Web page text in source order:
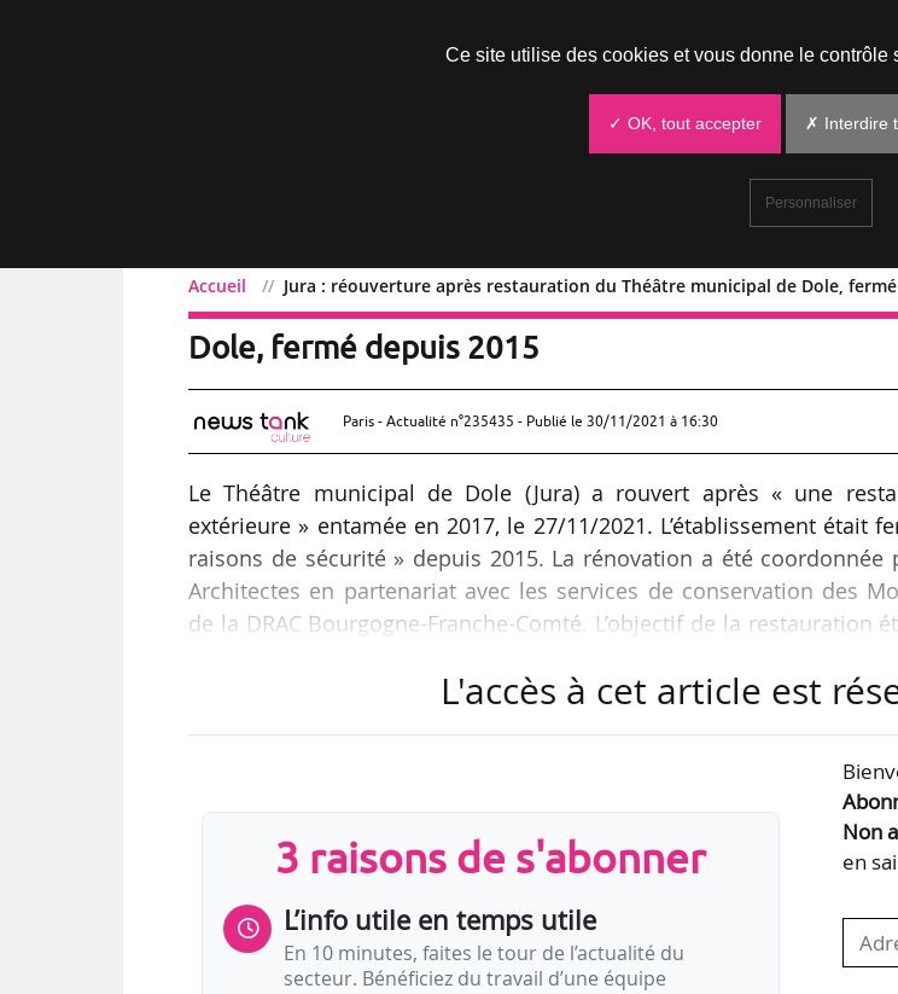
Accueil Jura : réouverture après restauration du Théâtre municipal de Dole,
Jura : réouverture après restauration du Théâtre
Dole, fermé depuis 2015
Paris - Actualité n°235435 - Publié le 30/11/2021 à 16:30
Le Théâtre municipal de Dole (Jura) a rouvert après « une
extérieure » entamée en 2017, le 27/11/2021. L’établissement était
raisons de sécurité » depuis 2015. La rénovation a été coordonnée
Architectes en partenariat avec les services de conservation des
de la DRAC Bourgogne-Franche-Comté. L’objectif de la restauration
d’assurer l’accessibilité, le confort et la sécurité du public ».
80 % » par des subventions de l’État, de la Région Bourgogne-
L'accès à cet article est
3 raisons de s'abonner
L’info utile en temps utile
En 10 minutes, faites le tour de l’actualité du
secteur. Bénéficiez du travail d’une équipe
Non
en
Ce site utilise des cookies et vous donne le contrôle
✓ OK, tout accepter ✗ Interdire
Personnaliser